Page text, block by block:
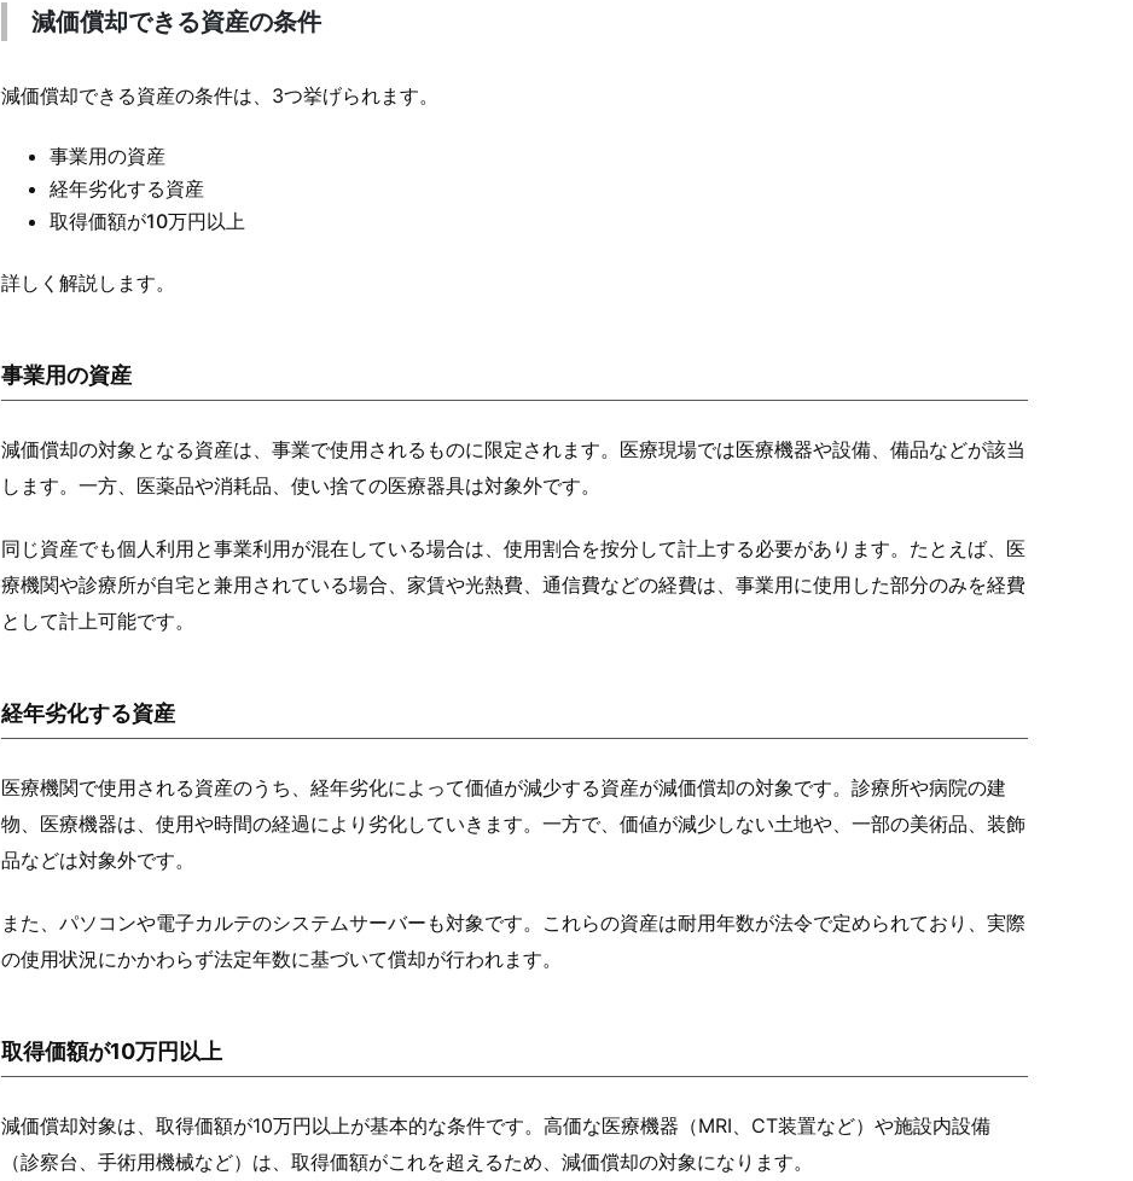
減価償却できる資産の条件
減価償却できる資産の条件は、3つ挙げられます。
事業用の資産
経年劣化する資産
取得価額が10万円以上
詳しく解説します。
事業用の資産
減価償却の対象となる資産は、事業で使用されるものに限定されます。医療現場では医療機器や設備、備品などが該当
します。一方、医薬品や消耗品、使い捨ての医療器具は対象外です。
同じ資産でも個人利用と事業利用が混在している場合は、使用割合を按分して計上する必要があります。たとえば、医
療機関や診療所が自宅と兼用されている場合、家賃や光熱費、通信費などの経費は、事業用に使用した部分のみを経費
として計上可能です。
経年劣化する資産
医療機関で使用される資産のうち、経年劣化によって価値が減少する資産が減価償却の対象です。診療所や病院の建
物、医療機器は、使用や時間の経過により劣化していきます。一方で、価値が減少しない土地や、一部の美術品、装飾
品などは対象外です。
また、パソコンや電子カルテのシステムサーバーも対象です。これらの資産は耐用年数が法令で定められており、実際
の使用状況にかかわらず法定年数に基づいて償却が行われます。
取得価額が10万円以上
減価償却対象は、取得価額が10万円以上が基本的な条件です。高価な医療機器（MRI、CT装置など）や施設内設備
（診察台、手術用機械など）は、取得価額がこれを超えるため、減価償却の対象になります。